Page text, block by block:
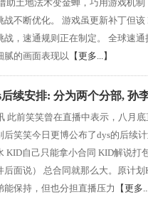
助土地法术变金蝉，巧用游戏机
不断优化。 游戏虽更新补丁但该
战，速通规则正在制定。 全球速
腻的画面表现以 【更多...】
续安排: 分为两个分部, 孙
此前笑笑曾在直播中表示，八月
后笑笑今日更博公布了dys的后续
KID自己只能拿小合同 KID解说打
后面说） 总合同就那么大。原计
能保持，但也分担直播压力
【更多...